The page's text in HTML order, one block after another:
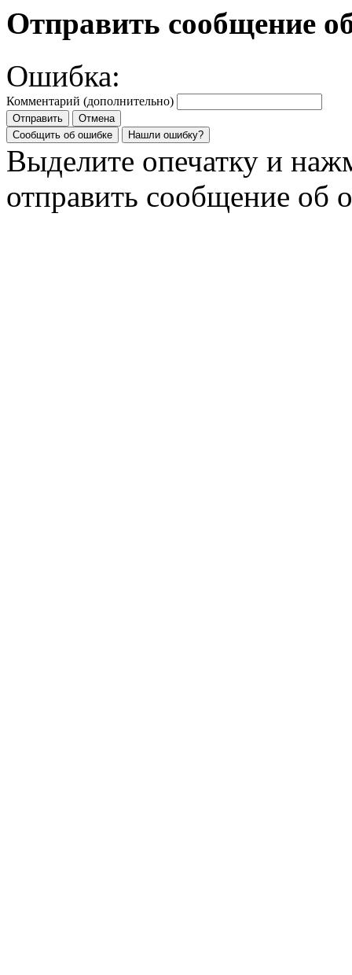
Отправить сообщение
Ошибка:
Комментарий (дополнительно)
Отправить
Отмена
Сообщить об ошибке
Нашли ошибку?
Выделите опечатку и
отправить сообщение об